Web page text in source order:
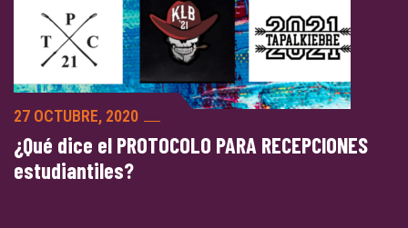
27 OCTUBRE, 2020
¿Qué dice el PROTOCOLO PARA RECEPCIONES
estudiantiles?